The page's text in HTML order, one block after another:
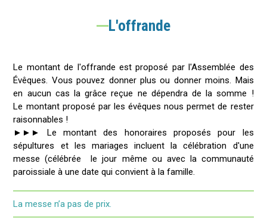
L'offrande
Le montant de l'offrande est proposé par l'Assemblée des
Évêques. Vous pouvez donner plus ou donner moins. Mais
en aucun cas la grâce reçue ne dépendra de la somme !
Le montant proposé par les évêques nous permet de rester
raisonnables !
►►► Le montant des honoraires proposés pour les
sépultures et les mariages incluent la célébration d'une
messe (célébrée le jour même ou avec la communauté
paroissiale à une date qui convient à la famille.
La messe n’a pas de prix.